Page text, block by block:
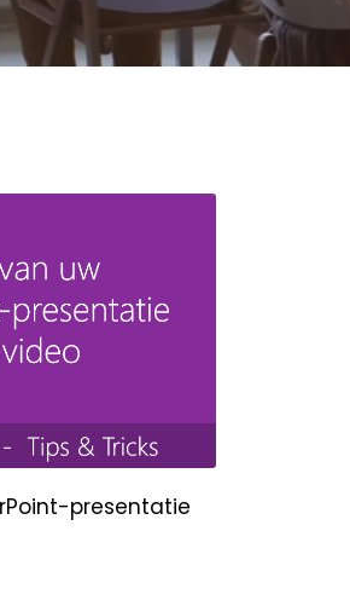
presentatie